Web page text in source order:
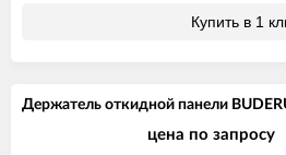
Купить в 1
Держатель откидной панели
цена по запросу